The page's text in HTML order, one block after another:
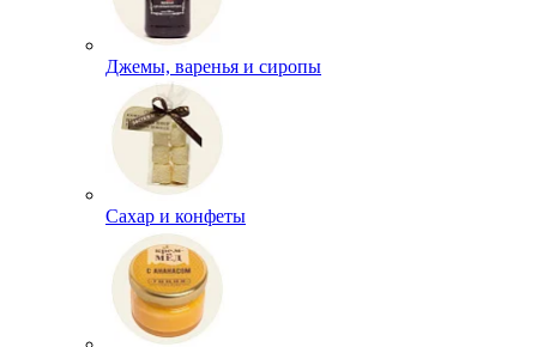
Джемы, варенья и сиропы
Сахар и конфеты